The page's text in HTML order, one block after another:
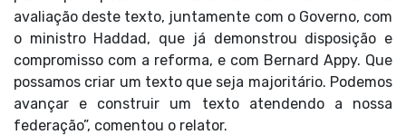
avaliação deste texto, juntamente com o Governo, com
o ministro Haddad, que já demonstrou disposição e
compromisso com a reforma, e com Bernard Appy. Que
possamos criar um texto que seja majoritário. Podemos
avançar e construir um texto atendendo a nossa
federação”, comentou o relator.